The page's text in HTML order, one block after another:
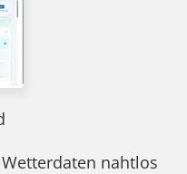
Wetterdaten nahtlos